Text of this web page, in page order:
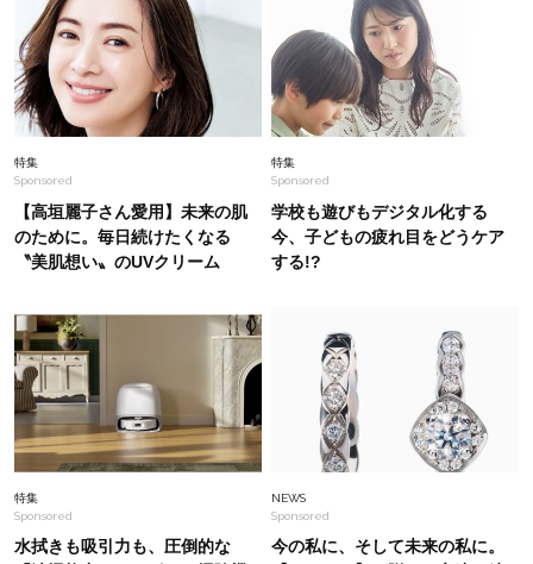
Fashion
26年、インナーに悩まない【カップ入りトップ
ス】が大流行中！40代の体型がラクにキレイ見
え
2026.8.6
まずはここだけ！「寝室の拭き掃除」が【総合
運】に効く理由は？〈26年夏の開運アクショ
ン〉
【STORYスタイリスト達】がリアルで欲しい！
秋まで活躍。大人の毎日名品【8選】
Beauty 2026.2.27
今いちばん垢抜ける「ショートボブ」SNAP。人
気アラフォー読者達がお手本！
特集
Sponsored
【高垣麗子さん愛用】未来の肌
のために。毎日続けたくなる
〝美肌想い〟のUVクリーム
特集
Sponsored
学校も遊びもデジタル化する
今、子どもの疲れ目をどうケア
する!?
特集
Sponsored
水拭きも吸引力も、圧倒的な
NEWS
Sponsored
今の私に、そして未来の私に。